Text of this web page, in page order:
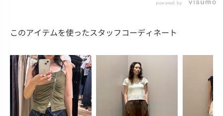
powered by
このアイテムを使ったスタッフコーディネート